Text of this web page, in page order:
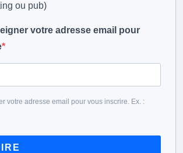
ou pub)
votre adresse email pour
votre adresse email pour vous inscrire. Ex. :